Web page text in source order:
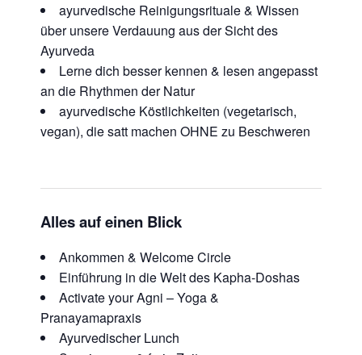
ayurvedische Reinigungsrituale & Wissen
über unsere Verdauung aus der Sicht des
Ayurveda
Lerne dich besser kennen & lesen angepasst
an die Rhythmen der Natur
ayurvedische Köstlichkeiten (vegetarisch,
vegan), die satt machen OHNE zu Beschweren
Alles auf einen Blick
Ankommen & Welcome Circle
Einführung in die Welt des Kapha-Doshas
Activate your Agni – Yoga &
Pranayamapraxis
Ayurvedischer Lunch